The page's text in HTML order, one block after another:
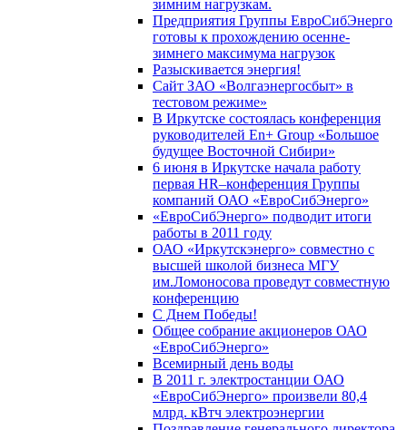
зимним нагрузкам.
Предприятия Группы ЕвроСибЭнерго
готовы к прохождению осенне-
зимнего максимума нагрузок
Разыскивается энергия!
Сайт ЗАО «Волгаэнергосбыт» в
тестовом режиме»
В Иркутске состоялась конференция
руководителей En+ Group «Большое
будущее Восточной Сибири»
6 июня в Иркутске начала работу
первая HR–конференция Группы
компаний ОАО «ЕвроСибЭнерго»
«ЕвроСибЭнерго» подводит итоги
работы в 2011 году
ОАО «Иркутскэнерго» совместно с
высшей школой бизнеса МГУ
им.Ломоносова проведут совместную
конференцию
С Днем Победы!
Общее собрание акционеров ОАО
«ЕвроСибЭнерго»
Всемирный день воды
В 2011 г. электростанции ОАО
«ЕвроСибЭнерго» произвели 80,4
млрд. кВтч электроэнергии